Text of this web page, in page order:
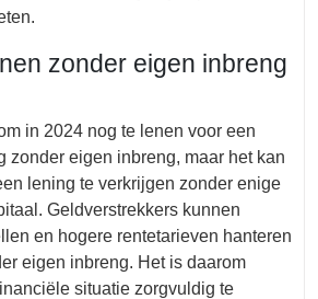
zonder eigen inbreng
in 2024 nog te lenen voor een
zonder eigen inbreng, maar het kan
lening te verkrijgen zonder enige
Geldverstrekkers kunnen
en hogere rentetarieven hanteren
eigen inbreng. Het is daarom
situatie zorgvuldig te